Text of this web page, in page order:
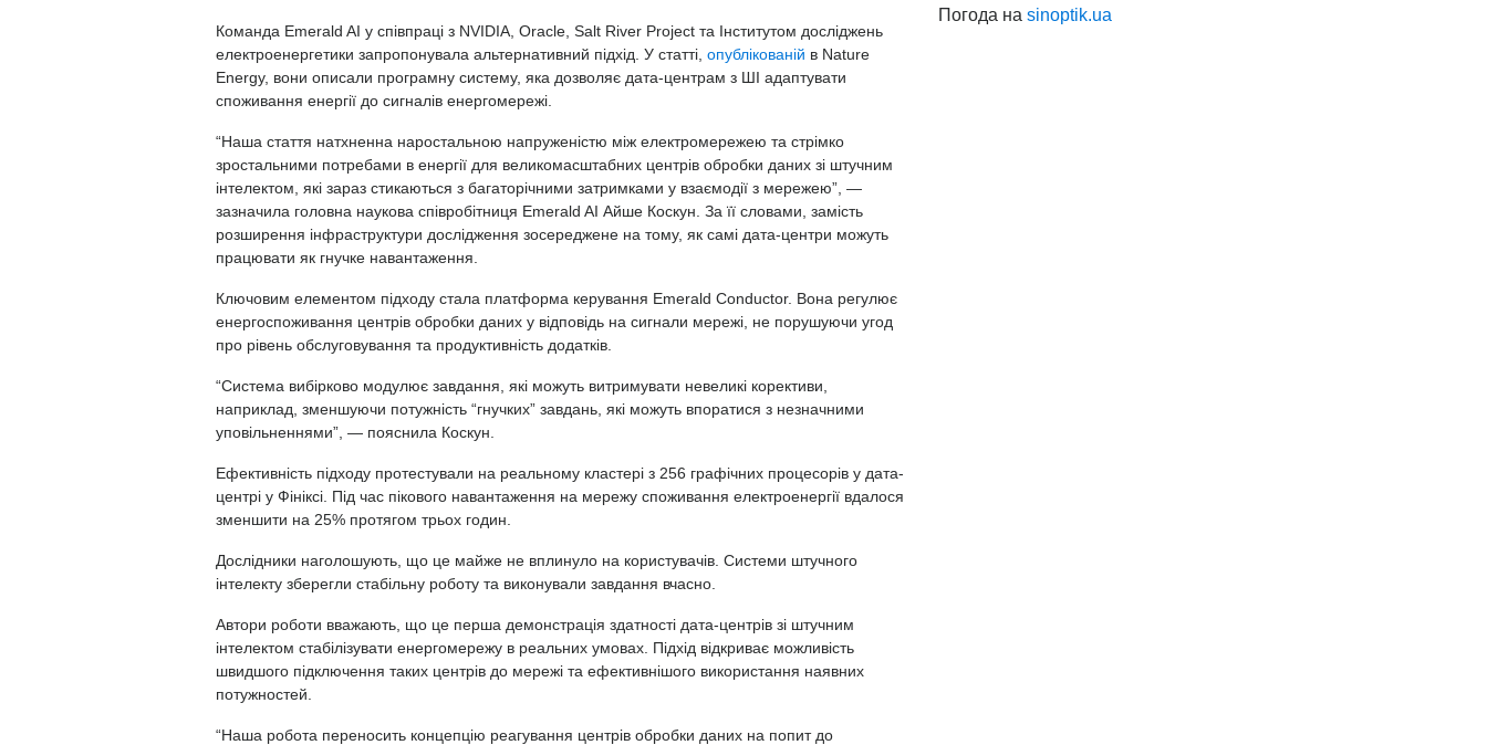
Команда Emerald AI у співпраці з NVIDIA, Oracle, Salt River Project та Інститутом досліджень
електроенергетики запропонувала альтернативний підхід. У статті, опублікованій в Nature
Energy, вони описали програмну систему, яка дозволяє дата-центрам з ШІ адаптувати
споживання енергії до сигналів енергомережі.
“Наша стаття натхненна наростальною напруженістю між електромережею та стрімко
зростальними потребами в енергії для великомасштабних центрів обробки даних зі штучним
інтелектом, які зараз стикаються з багаторічними затримками у взаємодії з мережею”, —
зазначила головна наукова співробітниця Emerald AI Айше Коскун. За її словами, замість
розширення інфраструктури дослідження зосереджене на тому, як самі дата-центри можуть
працювати як гнучке навантаження.
Ключовим елементом підходу стала платформа керування Emerald Conductor. Вона регулює
енергоспоживання центрів обробки даних у відповідь на сигнали мережі, не порушуючи угод
про рівень обслуговування та продуктивність додатків.
“Система вибірково модулює завдання, які можуть витримувати невеликі корективи,
наприклад, зменшуючи потужність “гнучких” завдань, які можуть впоратися з незначними
уповільненнями”, — пояснила Коскун.
Ефективність підходу протестували на реальному кластері з 256 графічних процесорів у дата-
центрі у Фініксі. Під час пікового навантаження на мережу споживання електроенергії вдалося
зменшити на 25% протягом трьох годин.
Дослідники наголошують, що це майже не вплинуло на користувачів. Системи штучного
інтелекту зберегли стабільну роботу та виконували завдання вчасно.
Автори роботи вважають, що це перша демонстрація здатності дата-центрів зі штучним
інтелектом стабілізувати енергомережу в реальних умовах. Підхід відкриває можливість
швидшого підключення таких центрів до мережі та ефективнішого використання наявних
потужностей.
“Наша робота переносить концепцію реагування центрів обробки даних на попит до
Погода наsinoptik.ua